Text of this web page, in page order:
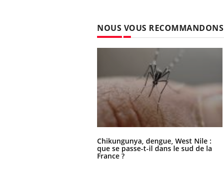
NOUS VOUS RECOMMANDONS
Chikungunya, dengue, West Nile :
que se passe-t-il dans le sud de la
France ?